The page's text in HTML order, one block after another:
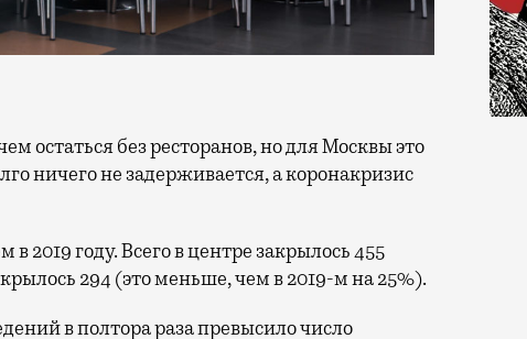
ничего не задерживается, а коронакризис
2019 году. Всего в центре закрылось 455
294 (это меньше, чем в 2019-м на 25%).
в полтора раза превысило число